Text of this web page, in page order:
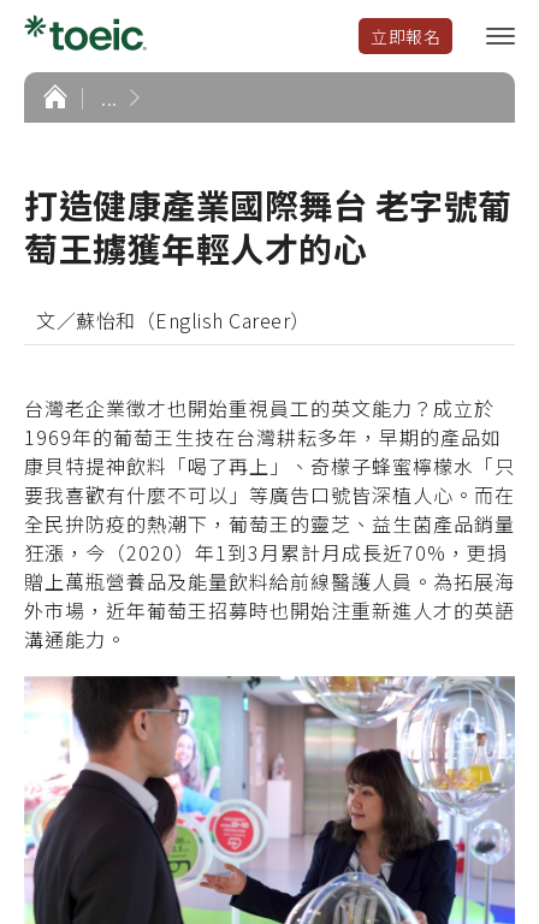
立即報名
選
單
首
頁
...
打造健康產業國際舞台 老字號葡
萄王擄獲年輕人才的心
文／蘇怡和（English Career）
台灣老企業徵才也開始重視員工的英文能力？成立於
1969年的葡萄王生技在台灣耕耘多年，早期的產品如
康貝特提神飲料「喝了再上」、奇檬子蜂蜜檸檬水「只
要我喜歡有什麼不可以」等廣告口號皆深植人心。而在
全民拚防疫的熱潮下，葡萄王的靈芝、益生菌產品銷量
狂漲，今（2020）年1到3月累計月成長近70%，更捐
贈上萬瓶營養品及能量飲料給前線醫護人員。為拓展海
外市場，近年葡萄王招募時也開始注重新進人才的英語
溝通能力。